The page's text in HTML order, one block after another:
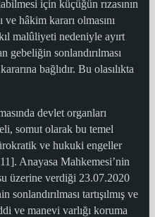
için küçüğün rızasının
hâkim kararı olmasını
malûliyeti nedeniyle ayırt
gebeliğin sonlandırılması
bağlıdır. Bu olasılıkta
devlet organları
somut olarak bu temel
ve hukuki engeller
Anayasa Mahkemesi’nin
üzerine verdiği 23.07.2020
tartışılmış ve
ve manevi varlığı koruma